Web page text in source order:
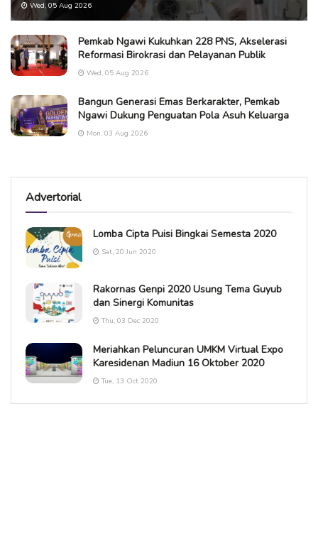
Wed, 05 Aug 2026
Pemkab Ngawi Kukuhkan 228 PNS, Akselerasi
Reformasi Birokrasi dan Pelayanan Publik
Wed, 05 Aug 2026
Bangun Generasi Emas Berkarakter, Pemkab
Ngawi Dukung Penguatan Pola Asuh Keluarga
Mon, 03 Aug 2026
Advertorial
Lomba Cipta Puisi Bingkai Semesta 2020
Sat, 20 Jun 2020
Rakornas Genpi 2020 Usung Tema Guyub
dan Sinergi Komunitas
Thu, 03 Dec 2020
Meriahkan Peluncuran UMKM Virtual Expo
Karesidenan Madiun 16 Oktober 2020
Tue, 13 Oct 2020